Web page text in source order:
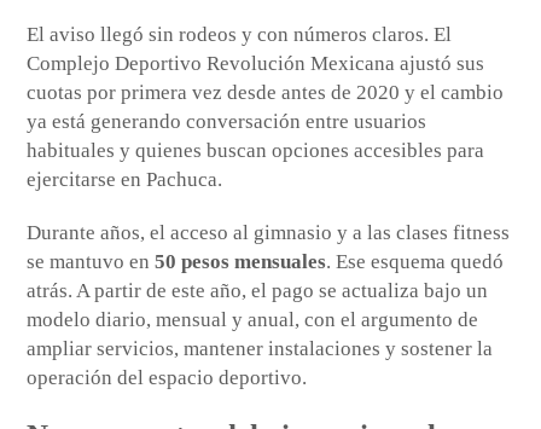
El aviso llegó sin rodeos y con números claros. El
Complejo Deportivo Revolución Mexicana ajustó sus
cuotas por primera vez desde antes de 2020 y el cambio
ya está generando conversación entre usuarios
habituales y quienes buscan opciones accesibles para
ejercitarse en Pachuca.
Durante años, el acceso al gimnasio y a las clases fitness
se mantuvo en50 pesos mensuales. Ese esquema quedó
atrás. A partir de este año, el pago se actualiza bajo un
modelo diario, mensual y anual, con el argumento de
ampliar servicios, mantener instalaciones y sostener la
operación del espacio deportivo.